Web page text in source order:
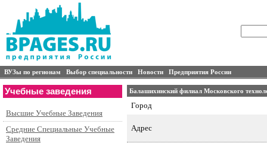
ВУЗы по регионам Выбор специальности Новости Предприятия России
Учебные заведения
Высшие Учебные Заведения
Средние Специальные Учебные
Заведения
Балашихинский филиал Московского
Город
Адрес